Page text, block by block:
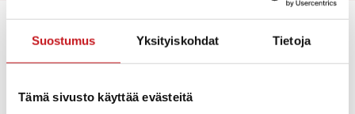
Suostumus Yksityiskohdat Tietoja
Tämä sivusto käyttää evästeitä
Kokouspäivä: 28.3.2018
Esityslista: